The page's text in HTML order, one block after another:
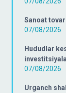
Sanoat
07/08/2026
Hududlar
07/08/2026
Urganch